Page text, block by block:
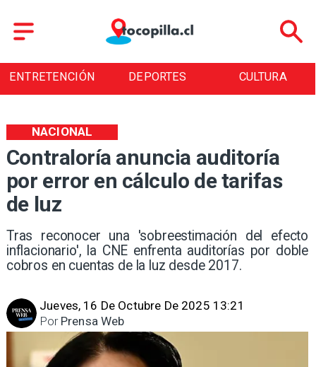
ENTRETENCIÓN DEPORTES CULTURA
Contraloría anuncia auditoría
por error en cálculo de tarifas
de luz
Tras reconocer una 'sobreestimación del efecto
inflacionario', la CNE enfrenta auditorías por doble
cobros en cuentas de la luz desde 2017.
NACIONAL
Jueves, 16 De Octubre De 2025 13:21
Prensa Web
Por